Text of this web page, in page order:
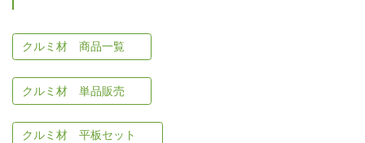
クルミ材 商品一覧
クルミ材 単品販売
クルミ材 平板セット